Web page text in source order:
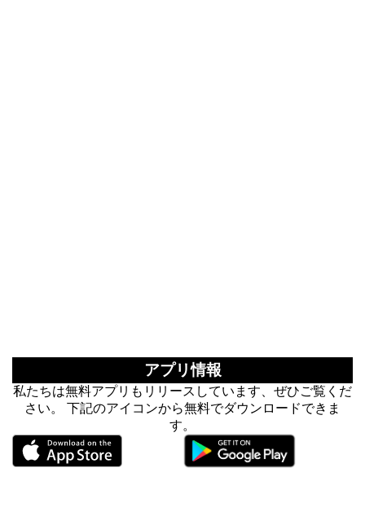
アプリ情報
私たちは無料アプリもリリースしています、ぜひご覧くだ
さい。 下記のアイコンから無料でダウンロードできま
す。